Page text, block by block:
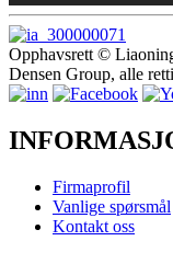
Opphavsrett ©
Densen Group, alle
Firmaprofil
Vanlige spørsmål
Kontakt oss